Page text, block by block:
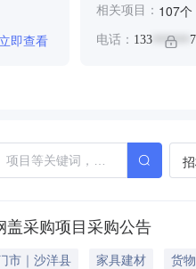
立即查看
相关项目： 107个
电话： 133******
采购项目采购公告
市｜沙洋县 家具建材
货物